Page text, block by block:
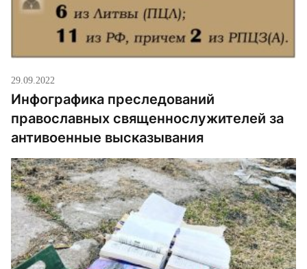
29.09.2022
Инфографика преследований
православных священнослужителей за
антивоенные высказывания